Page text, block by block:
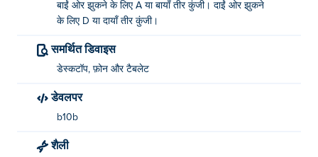
बाईं ओर झुकने के लिए A या बायाँ तीर कुंजी। दाईं ओर झुकने
के लिए D या दायाँ तीर कुंजी।
समर्थित डिवाइस
डेस्कटॉप, फ़ोन और टैबलेट
डेवलपर
b10b
शैली